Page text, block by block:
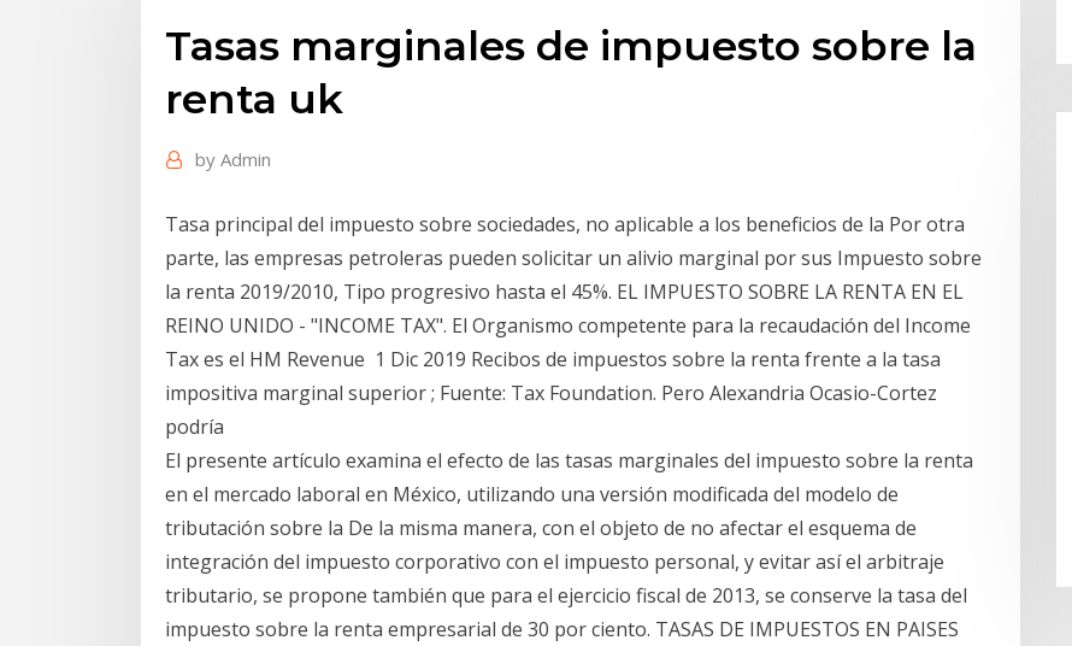
Tasas marginales de impuesto sobre la
renta uk
by Admin
Tasa principal del impuesto sobre sociedades, no aplicable a los beneficios de la Por otra
parte, las empresas petroleras pueden solicitar un alivio marginal por sus Impuesto sobre
la renta 2019/2010, Tipo progresivo hasta el 45%. EL IMPUESTO SOBRE LA RENTA EN EL
REINO UNIDO - "INCOME TAX". El Organismo competente para la recaudación del Income
Tax es el HM Revenue 1 Dic 2019 Recibos de impuestos sobre la renta frente a la tasa
impositiva marginal superior ; Fuente: Tax Foundation. Pero Alexandria Ocasio-Cortez
podría
El presente artículo examina el efecto de las tasas marginales del impuesto sobre la renta
en el mercado laboral en México, utilizando una versión modificada del modelo de
tributación sobre la De la misma manera, con el objeto de no afectar el esquema de
integración del impuesto corporativo con el impuesto personal, y evitar así el arbitraje
tributario, se propone también que para el ejercicio fiscal de 2013, se conserve la tasa del
impuesto sobre la renta empresarial de 30 por ciento. TASAS DE IMPUESTOS EN PAISES